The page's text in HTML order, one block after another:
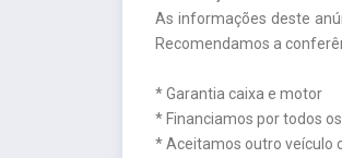
As informações deste
Recomendamos a
* Garantia caixa e motor
* Financiamos por todos
* Aceitamos outro veículo